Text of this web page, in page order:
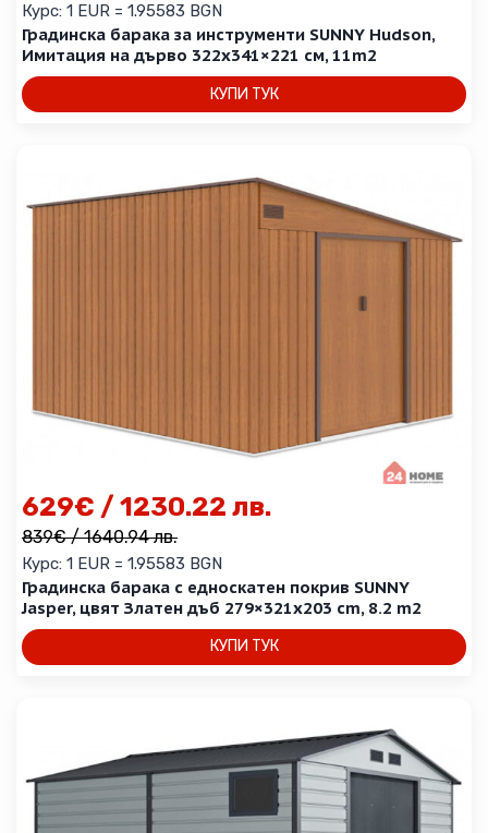
Градинска барака за инструменти SUNNY Hudson,
Имитация на дърво 322х341×221 см, 11m2
Курс: 1 EUR = 1.95583 BGN
КУПИ ТУК
Градинска барака с едноскатен покрив SUNNY
Jasper, цвят Златен дъб 279×321х203 cm, 8.2 m2
839€/ 1640.94 лв.
629€ / 1230.22 лв.
Курс: 1 EUR = 1.95583 BGN
КУПИ ТУК